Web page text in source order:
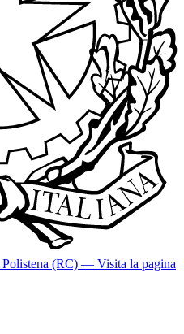
Polistena (RC) — Visita la pagina